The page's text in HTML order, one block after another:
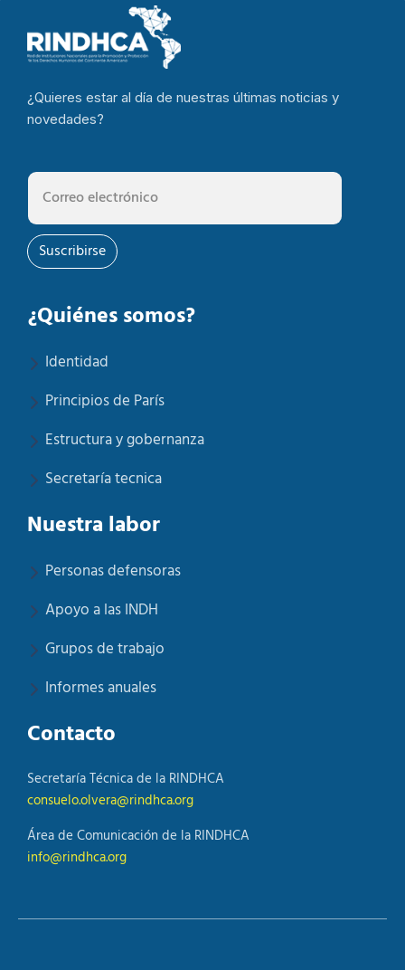
¿Quieres estar al día de nuestras últimas noticias y
novedades?
Suscribirse
¿Quiénes somos?
Identidad
Principios de París
Estructura y gobernanza
Secretaría tecnica
Nuestra labor
Personas defensoras
Apoyo a las INDH
Grupos de trabajo
Informes anuales
Contacto
Secretaría Técnica de la RINDHCA
consuelo.olvera@rindhca.org
Área de Comunicación de la RINDHCA
info@rindhca.org